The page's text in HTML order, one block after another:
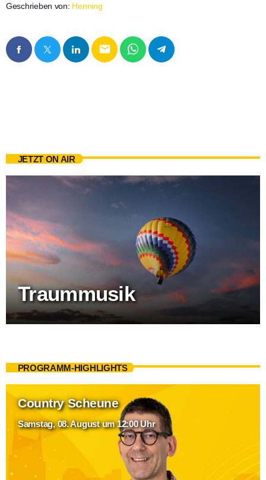
Geschrieben von: Henning
email
JETZT ON AIR
Traummusik
PROGRAMM-HIGHLIGHTS
Country Scheune
Samstag, 08. August um 12:00 Uhr